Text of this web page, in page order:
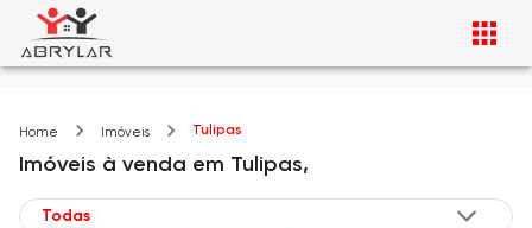
Home Imóveis Tulipas
Imóveis à venda em Tulipas,